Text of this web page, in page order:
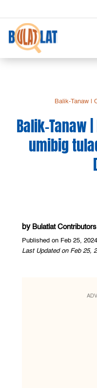
Balik-Tanaw|
Balik-Tanaw
umibig
by Bulatlat Contributors
Published on Feb 25, 2024
Last Updated on Feb 25,